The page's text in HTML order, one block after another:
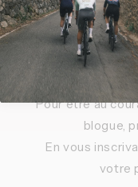
Pour être au
blogue,
En vous
votre